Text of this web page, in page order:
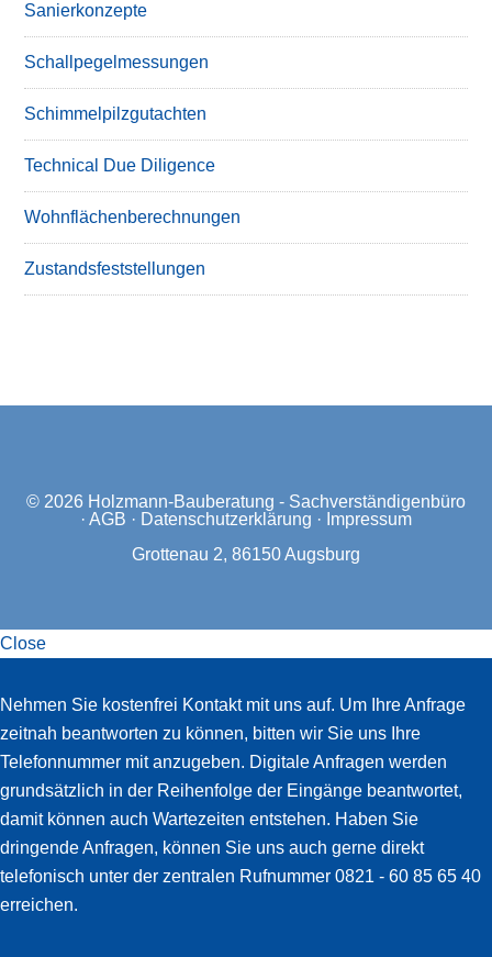
Sanierkonzepte
Schallpegelmessungen
Schimmelpilzgutachten
Technical Due Diligence
Wohnflächenberechnungen
Zustandsfeststellungen
© 2026 Holzmann-Bauberatung - Sachverständigenbüro
· AGB · Datenschutzerklärung · Impressum
Grottenau 2, 86150 Augsburg
Close
in
Widget
Nehmen Sie kostenfrei Kontakt mit uns auf. Um Ihre Anfrage
zeitnah beantworten zu können, bitten wir Sie uns Ihre
Telefonnummer mit anzugeben. Digitale Anfragen werden
grundsätzlich in der Reihenfolge der Eingänge beantwortet,
damit können auch Wartezeiten entstehen. Haben Sie
dringende Anfragen, können Sie uns auch gerne direkt
telefonisch unter der zentralen Rufnummer 0821 - 60 85 65 40
erreichen.